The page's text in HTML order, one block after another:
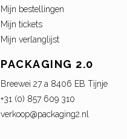
Mijn bestellingen
Mijn tickets
Mijn verlanglijst
PACKAGING 2.0
Breewei 27 a 8406 EB Tijnje
+31 (0) 857 609 310
verkoop@packaging2.nl